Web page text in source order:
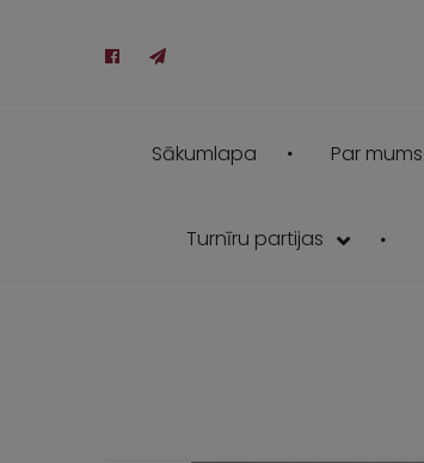
Sākumlapa Par mums
Turnīru partijas